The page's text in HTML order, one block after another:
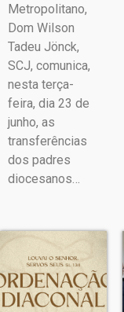
Metropolitano,
Dom Wilson
Tadeu Jönck,
SCJ, comunica,
nesta terça-
feira, dia 23 de
junho, as
transferências
dos padres
diocesanos…